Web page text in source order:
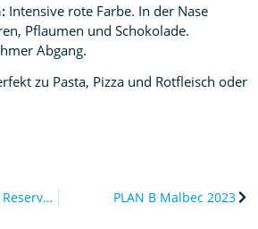
Intensive rote Farbe. In der Nase
Pflaumen und Schokolade.
Abgang.
zu Pasta, Pizza und Rotfleisch oder
TUCUMEN – Malbec Reserva 2022 PLAN B Malbec 2023